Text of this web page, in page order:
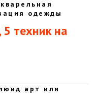
одежды
5 техник на
арт или